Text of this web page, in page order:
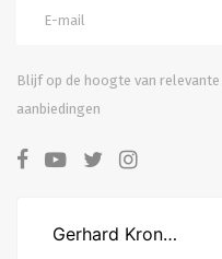
Blijf op de hoogte van relevante
aanbiedingen